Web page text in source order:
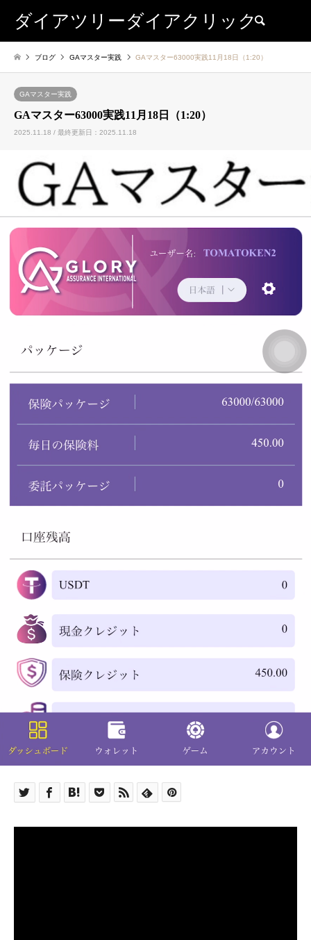
ダイアツリーダイアクリック
ブログ GAマスター実践 GAマスター63000実践11月18日（1:20）
GAマスター実践
GAマスター63000実践11月18日（1:20）
2025.11.18 / 最終更新日：2025.11.18